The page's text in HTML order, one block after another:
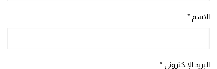
الاسم *
البريد الإلكتروني *